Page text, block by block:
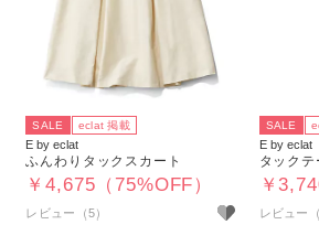
SALE eclat 掲載
E by eclat
ふんわりタックスカート
￥4,675（75%OFF）
レビュー（5）
SALE
E by eclat
タック
￥
レビュー（